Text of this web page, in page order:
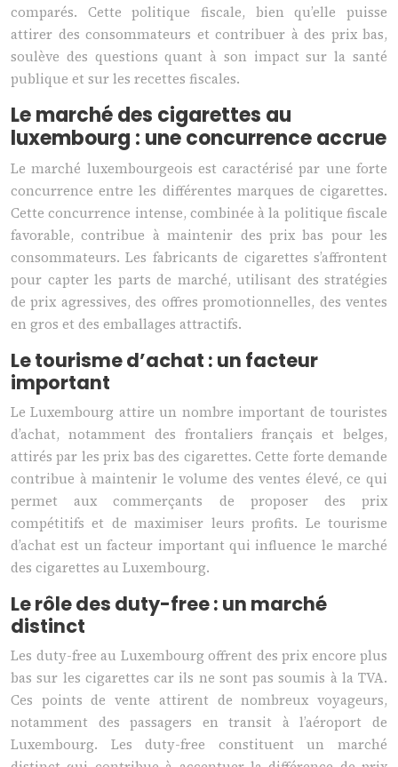
comparés. Cette politique fiscale, bien qu’elle puisse
attirer des consommateurs et contribuer à des prix bas,
soulève des questions quant à son impact sur la santé
publique et sur les recettes fiscales.
Le marché des cigarettes au
luxembourg : une concurrence accrue
Le marché luxembourgeois est caractérisé par une forte
concurrence entre les différentes marques de cigarettes.
Cette concurrence intense, combinée à la politique fiscale
favorable, contribue à maintenir des prix bas pour les
consommateurs. Les fabricants de cigarettes s’affrontent
pour capter les parts de marché, utilisant des stratégies
de prix agressives, des offres promotionnelles, des ventes
en gros et des emballages attractifs.
Le tourisme d’achat : un facteur
important
Le Luxembourg attire un nombre important de touristes
d’achat, notamment des frontaliers français et belges,
attirés par les prix bas des cigarettes. Cette forte demande
contribue à maintenir le volume des ventes élevé, ce qui
permet aux commerçants de proposer des prix
compétitifs et de maximiser leurs profits. Le tourisme
d’achat est un facteur important qui influence le marché
des cigarettes au Luxembourg.
Le rôle des duty-free : un marché
distinct
Les duty-free au Luxembourg offrent des prix encore plus
bas sur les cigarettes car ils ne sont pas soumis à la TVA.
Ces points de vente attirent de nombreux voyageurs,
notamment des passagers en transit à l’aéroport de
Luxembourg. Les duty-free constituent un marché